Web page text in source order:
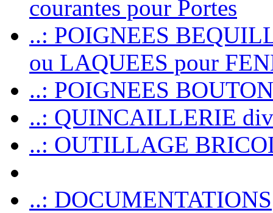
courantes pour Portes
..: POIGNEES
ou LAQUEES pour
..: POIGNEES
..: QUINCAILLERIE
..: OUTILLAGE
..: DOCUMENTATIONS